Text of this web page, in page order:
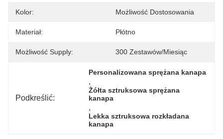
Kolor: Możliwość Dostosowania
Materiał: Płótno
Możliwość Supply: 300 Zestawów/miesiąc
Podkreślić:
Personalizowana sprężana kanapa
,
Żółta sztruksowa sprężana
kanapa
,
Lekka sztruksowa rozkładana
kanapa